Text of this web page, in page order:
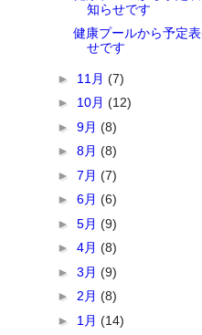
知らせです
健康プールから予定
せです
► 11月(7)
► 10月(12)
►9月(8)
►8月(8)
►7月(7)
►6月(6)
►5月(9)
►4月(8)
►3月(9)
► 2月(8)
► 1月(14)